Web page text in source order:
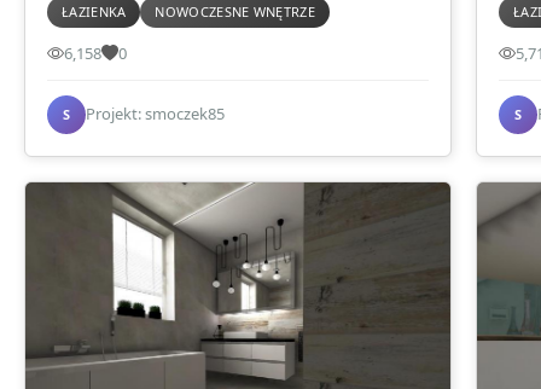
ŁAZIENKA NOWOCZESNE WNĘTRZE
6,158 0
S Projekt: smoczek85 S